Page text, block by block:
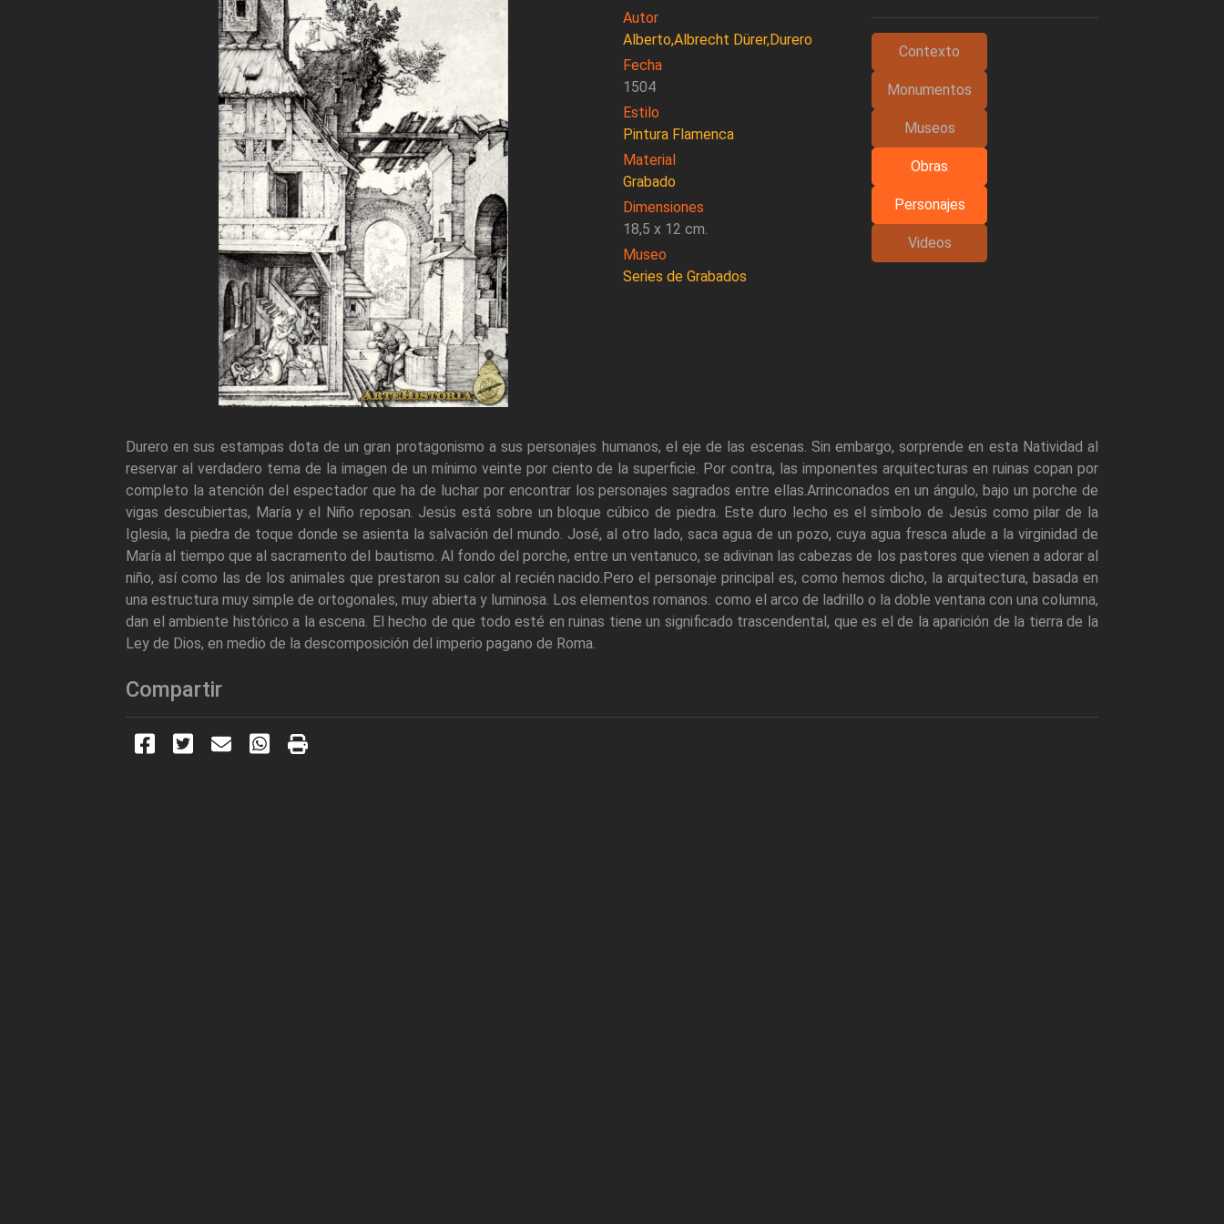
Autor
Alberto,Albrecht Dürer,Durero
Fecha
1504
Estilo
Pintura Flamenca
Material
Grabado
Dimensiones
18,5 x 12 cm.
Museo
Series de Grabados
Contexto
Monumentos
Museos
Obras
Personajes
Videos
Durero en sus estampas dota de un gran protagonismo a sus personajes humanos, el eje de las escenas. Sin embargo, sorprende en esta Natividad al
reservar al verdadero tema de la imagen de un mínimo veinte por ciento de la superficie. Por contra, las imponentes arquitecturas en ruinas copan por
completo la atención del espectador que ha de luchar por encontrar los personajes sagrados entre ellas.Arrinconados en un ángulo, bajo un porche de
vigas descubiertas, María y el Niño reposan. Jesús está sobre un bloque cúbico de piedra. Este duro lecho es el símbolo de Jesús como pilar de la
Iglesia, la piedra de toque donde se asienta la salvación del mundo. José, al otro lado, saca agua de un pozo, cuya agua fresca alude a la virginidad de
María al tiempo que al sacramento del bautismo. Al fondo del porche, entre un ventanuco, se adivinan las cabezas de los pastores que vienen a adorar al
niño, así como las de los animales que prestaron su calor al recién nacido.Pero el personaje principal es, como hemos dicho, la arquitectura, basada en
una estructura muy simple de ortogonales, muy abierta y luminosa. Los elementos romanos. como el arco de ladrillo o la doble ventana con una columna,
dan el ambiente histórico a la escena. El hecho de que todo esté en ruinas tiene un significado trascendental, que es el de la aparición de la tierra de la
Ley de Dios, en medio de la descomposición del imperio pagano de Roma.
Compartir